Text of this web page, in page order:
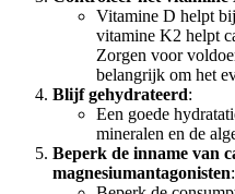
Vitamine D helpt
vitamine K2 helpt
Zorgen voor
belangrijk om het
Blijf gehydrateerd:
Een goede
mineralen en de
Beperk de inname van
magnesiumantagonisten: